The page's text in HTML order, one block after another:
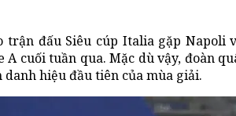
trận đấu Siêu cúp Italia gặp
cuối tuần qua. Mặc dù vậy, đoàn
hiệu đầu tiên của mùa giải.